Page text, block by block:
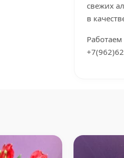
свежих
в
Работаем